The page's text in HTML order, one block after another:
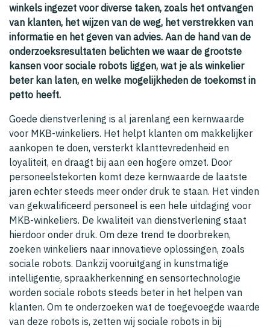
winkels ingezet voor diverse taken, zoals het ontvangen
van klanten, het wijzen van de weg, het verstrekken van
informatie en het geven van advies. Aan de hand van de
onderzoeksresultaten belichten we waar de grootste
kansen voor sociale robots liggen, wat je als winkelier
beter kan laten, en welke mogelijkheden de toekomst in
petto heeft.
Goede dienstverlening is al jarenlang een kernwaarde
voor MKB-winkeliers. Het helpt klanten om makkelijker
aankopen te doen, versterkt klanttevredenheid en
loyaliteit, en draagt bij aan een hogere omzet. Door
personeelstekorten komt deze kernwaarde de laatste
jaren echter steeds meer onder druk te staan. Het vinden
van gekwalificeerd personeel is een hele uitdaging voor
MKB-winkeliers. De kwaliteit van dienstverlening staat
hierdoor onder druk. Om deze trend te doorbreken,
zoeken winkeliers naar innovatieve oplossingen, zoals
sociale robots. Dankzij vooruitgang in kunstmatige
intelligentie, spraakherkenning en sensortechnologie
worden sociale robots steeds beter in het helpen van
klanten. Om te onderzoeken wat de toegevoegde waarde
van deze robots is, zetten wij sociale robots in bij